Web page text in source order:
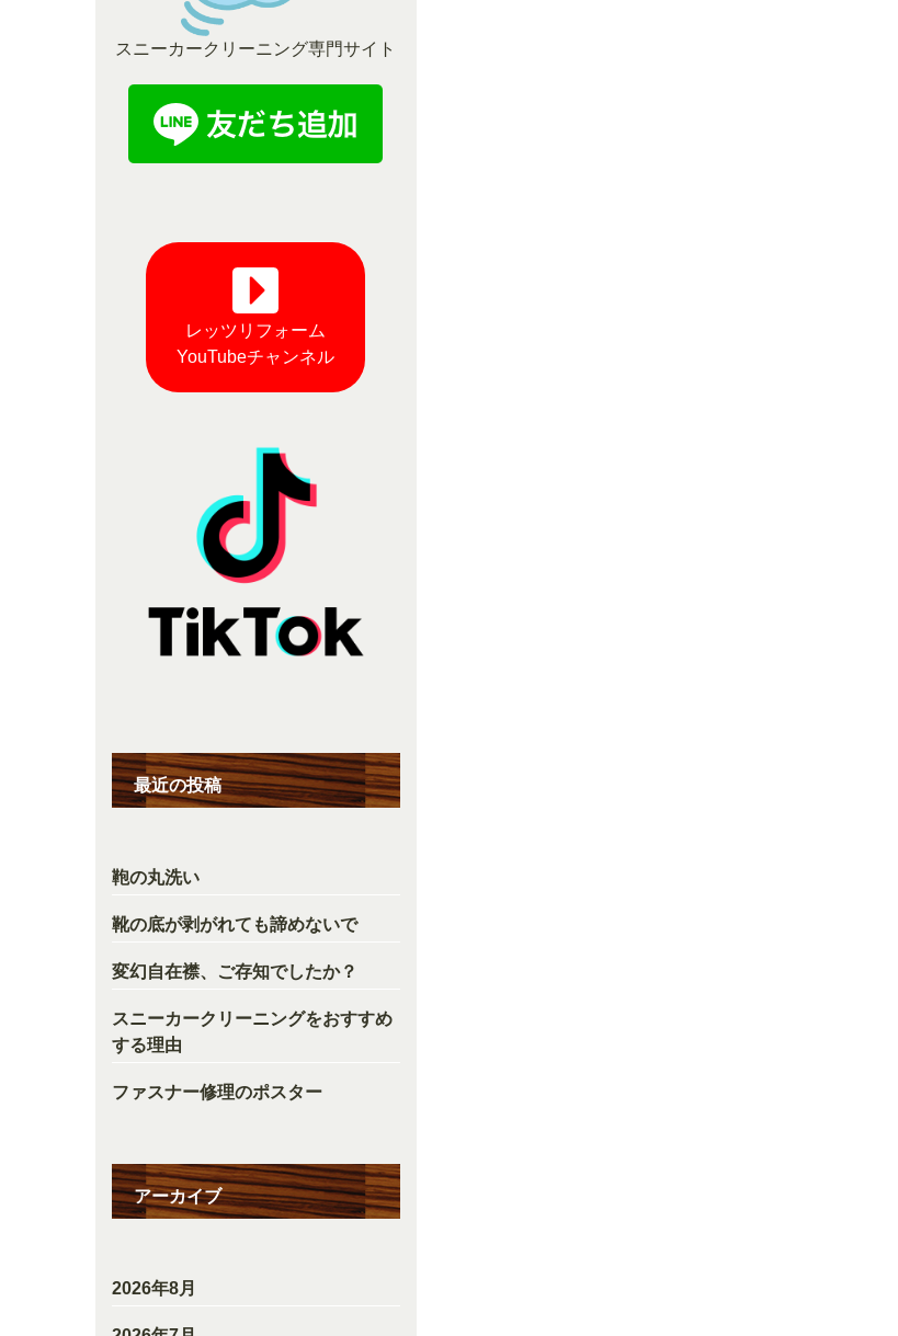
スニーカークリーニング専門サイト
レッツリフォーム
YouTubeチャンネル
最近の投稿
鞄の丸洗い
靴の底が剥がれても諦めないで
変幻自在襟、ご存知でしたか？
スニーカークリーニングをおすすめ
する理由
ファスナー修理のポスター
アーカイブ
2026年8月